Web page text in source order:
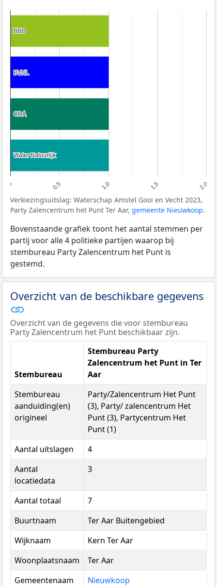
0,0 0,5 1,0 1,5 2,0
BBB
BBB
BVNL
BVNL
CDA
CDA
Water Natuurlijk
Water Natuurlijk
Verkiezingsuitslag: Waterschap Amstel Gooi en Vecht 2023,
Party Zalencentrum het Punt Ter Aar, gemeente Nieuwkoop.
Bovenstaande grafiek toont het aantal stemmen per
partij voor alle 4 politieke partijen waarop bij
stembureau Party Zalencentrum het Punt is
gestemd.
Overzicht van de beschikbare gegevens
Overzicht van de gegevens die voor stembureau
Party Zalencentrum het Punt beschikbaar zijn.
Stembureau
Stembureau Party
Zalencentrum het Punt in Ter
Aar
Stembureau
aanduiding(en)
origineel
Party/Zalencentrum Het Punt
(3), Party/ zalencentrum Het
Punt (3), Partycentrum Het
Punt (1)
Aantal uitslagen
4
Aantal
locatiedata
3
Aantal totaal
7
Buurtnaam
Ter Aar Buitengebied
Wijknaam
Kern Ter Aar
Woonplaatsnaam
Ter Aar
Gemeentenaam
Nieuwkoop